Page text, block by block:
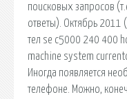
поисковых запросов
ответы). Октябрь 2011
тел se c5000 240 400
machine system
Иногда появляется
телефоне. Можно,